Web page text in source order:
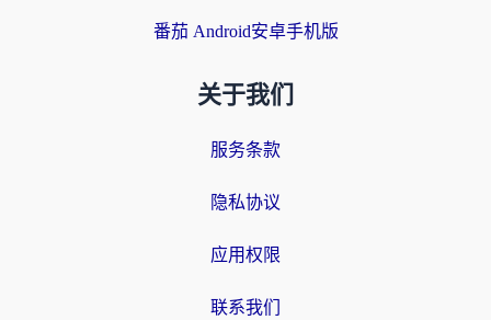
番茄 Android安卓手机版
关于我们
服务条款
隐私协议
应用权限
联系我们